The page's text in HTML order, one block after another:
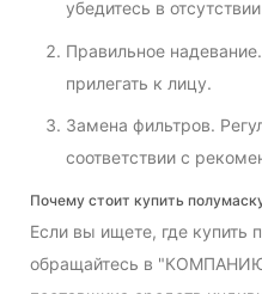
убедитесь в
Правильное
прилегать к лицу.
Замена фильтров.
соответствии с
Почему стоит купить
Если вы ищете, где купить
обращайтесь в